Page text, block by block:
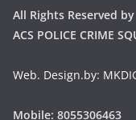
All Rights Reserved by
ACS POLICE CRIME
Web. Design.by:
Mobile: 8055306463